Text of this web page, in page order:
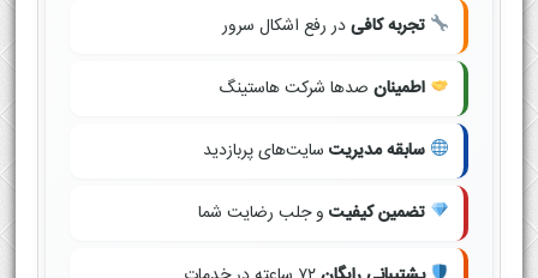
تجربه کافیدر رفع اشکال سرور
اطمینان صدها شرکت هاستینگ
سابقه مدیریت سایت‌های پربازدید
تضمین کیفیت و جلب رضایت شما